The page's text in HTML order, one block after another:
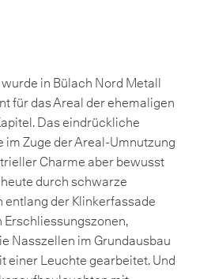
in Bülach Nord Metall
für das Areal der ehemaligen
Das eindrückliche
im Zuge der Areal-Umnutzung
Charme aber bewusst
durch schwarze
der Klinkerfassade
Erschliessungszonen,
Nasszellen im Grundausbau
einer Leuchte gearbeitet. Und